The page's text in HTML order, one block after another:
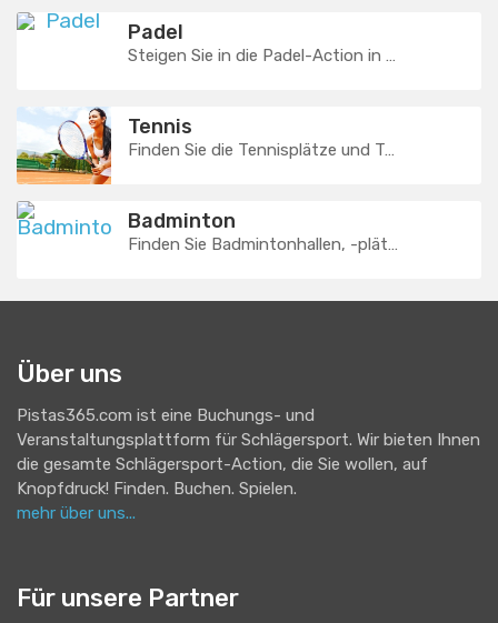
Padel
Steigen Sie in die Padel-Action in Ihrer Nähe ein! Finde tolle Padel-Einrichtungen, buche Spielzeiten und ...
Tennis
Finden Sie die Tennisplätze und Trainer in Ihrer Nähe! Liebe Tennisfans! Der Recep...
Badminton
Finden Sie Badmintonhallen, -plätze und -trainer in Ihrer Nähe und mischen Sie mit! ...
Über uns
Pistas365.com ist eine Buchungs- und
Veranstaltungsplattform für Schlägersport. Wir bieten Ihnen
die gesamte Schlägersport-Action, die Sie wollen, auf
Knopfdruck! Finden. Buchen. Spielen.
mehr über uns...
Für unsere Partner